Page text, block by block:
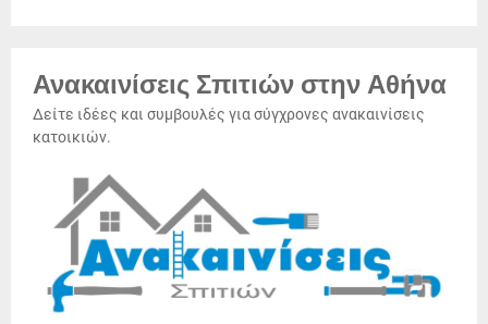
Ανακαινίσεις Σπιτιών στην Αθήνα
Δείτε ιδέες και συμβουλές για σύγχρονες ανακαινίσεις
κατοικιών.